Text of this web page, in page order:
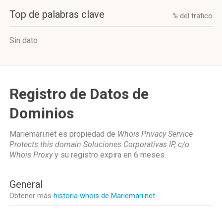
Top de palabras clave % del trafico
Sin dato
Registro de Datos de
Dominios
Mariemari.net es propiedad de Whois Privacy Service
Protects this domain Soluciones Corporativas IP, c/o
Whois Proxyy su registro expira en 6 meses.
General
Obtener más historia whois de Mariemari.net